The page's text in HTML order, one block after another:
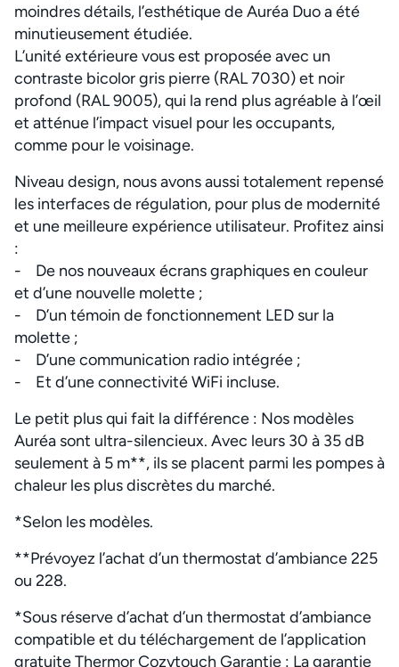
moindres détails, l’esthétique de Auréa Duo a été
minutieusement étudiée.
L’unité extérieure vous est proposée avec un
contraste bicolor gris pierre (RAL 7030) et noir
profond (RAL 9005), qui la rend plus agréable à l’œil
et atténue l’impact visuel pour les occupants,
comme pour le voisinage.
Niveau design, nous avons aussi totalement repensé
les interfaces de régulation, pour plus de modernité
et une meilleure expérience utilisateur. Profitez ainsi
:
- De nos nouveaux écrans graphiques en couleur
et d’une nouvelle molette ;
- D’un témoin de fonctionnement LED sur la
molette ;
- D’une communication radio intégrée ;
- Et d’une connectivité WiFi incluse.
Le petit plus qui fait la différence : Nos modèles
Auréa sont ultra-silencieux. Avec leurs 30 à 35 dB
seulement à 5 m**, ils se placent parmi les pompes à
chaleur les plus discrètes du marché.
*Selon les modèles.
**Prévoyez l’achat d’un thermostat d’ambiance 225
ou 228.
*Sous réserve d’achat d’un thermostat d’ambiance
compatible et du téléchargement de l’application
gratuite Thermor Cozytouch Garantie : La garantie